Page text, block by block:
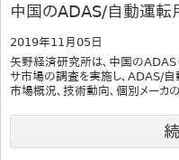
中国のADAS/自動運転
2019年11月05日
矢野経済研究所は、中国のADAS
サ市場の調査を実施し、ADAS/
市場概況、技術動向、個別メーカ